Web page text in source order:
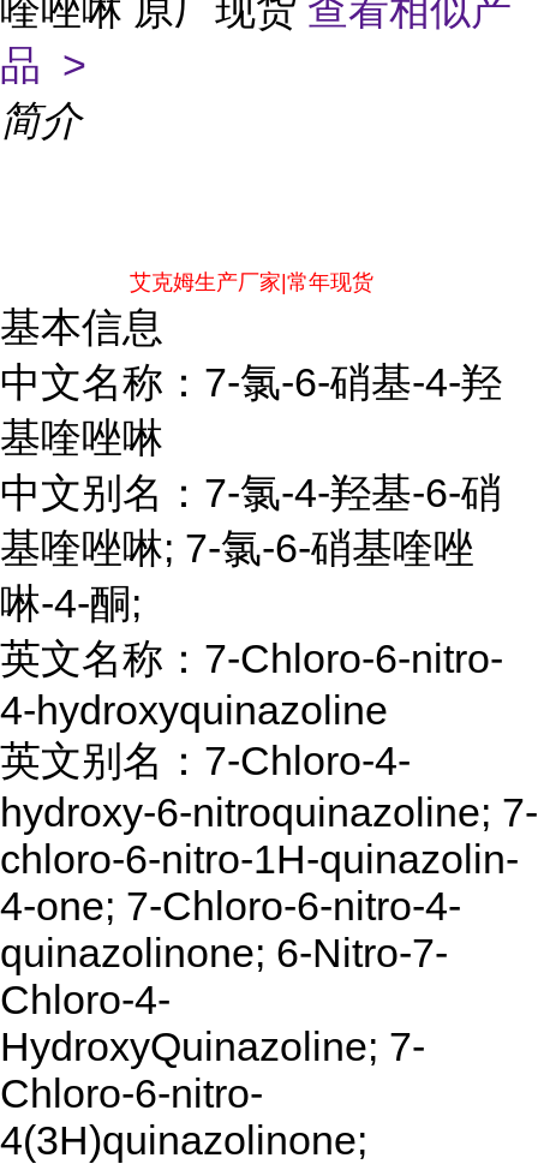
喹唑啉 原厂现货 查看相似产
品 >
简介
艾克姆生产厂家|常年现货
基本信息
中文名称：7-氯-6-硝基-4-羟
基喹唑啉
中文别名：7-氯-4-羟基-6-硝
基喹唑啉; 7-氯-6-硝基喹唑
啉-4-酮;
英文名称：7-Chloro-6-nitro-
4-hydroxyquinazoline
英文别名：7-Chloro-4-
hydroxy-6-nitroquinazoline; 7-
chloro-6-nitro-1H-quinazolin-
4-one; 7-Chloro-6-nitro-4-
quinazolinone; 6-Nitro-7-
Chloro-4-
HydroxyQuinazoline; 7-
Chloro-6-nitro-
4(3H)quinazolinone;